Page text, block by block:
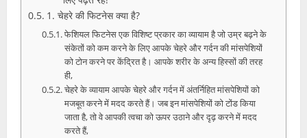
1. चेहरे की फिटनेस क्या है?
फेशियल फिटनेस एक विशिष्ट प्रकार का व्यायाम है जो उम्र बढ़ने के
संकेतों को कम करने के लिए आपके चेहरे और गर्दन की मांसपेशियों
को टोन करने पर केंद्रित है। आपके शरीर के अन्य हिस्सों की तरह
ही,
चेहरे के व्यायाम आपके चेहरे और गर्दन में अंतर्निहित मांसपेशियों को
मजबूत करने में मदद करते हैं। जब इन मांसपेशियों को टोंड किया
जाता है, तो वे आपकी त्वचा को ऊपर उठाने और दृढ़ करने में मदद
करते हैं,